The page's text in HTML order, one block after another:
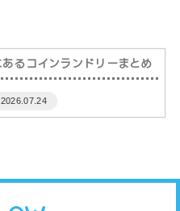
あるコインランドリーまとめ
2026.07.24